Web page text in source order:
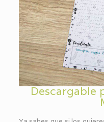
Descargable